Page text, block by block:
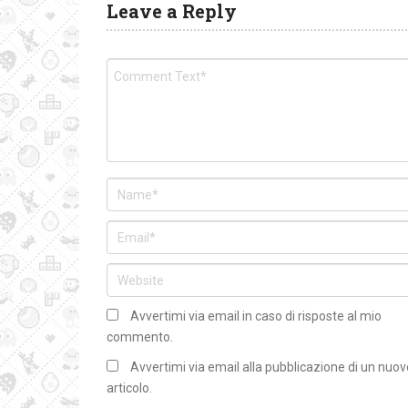
Leave a Reply
Avvertimi via email in caso di risposte al mio
commento.
Avvertimi via email alla pubblicazione di un
articolo.